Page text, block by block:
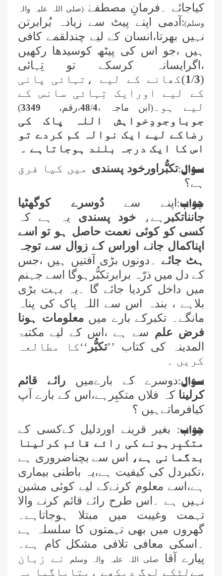
کیاجائے ۔فرمانِ مصطفےٰ(صلی اللہ علیہ والہ
وسلم):آدمی اپنے پیٹ سے زیادہ بُرابرتن
نہیں بھرتا،انسان کے لیے چندلقمے کافی
ہیں ،جو اس کی پیٹھ کوسیدھا رکھیں
،اگرایسانہ کرسکے تو تِہائی
(
3
/
1)کھانے کے لیے ،تہائی پانی
کے لیے اورایک تِہائی سانس کے
لیے ہو۔(ابن ماجہ ،4
/
48،رقم، 3349
)
جوباوجودِخواہش اللہ پاک کی
رضاکے لیے ایک نوالہ کم کردے تو
اس کا ایک درجہ بلند ہوجاتاہے ۔
سوال:تکبُّراورخود پسندی میں کیا فرق
ہے؟
جواب: اپنے سےدُوسرے کوگھٹیا
جانناتکبر ہے،خود پسندی یہ ہے کہ
کسی کو کوئی نعمت حاصل ہو تو اسے
اپناکمال جانے اوراس کے زوال سے توجہ
ہٹ جائے ۔دونوں بڑی آفتیں ہیں ،جس
کے دل میں ذرّہ برابرتکبُّرہوگا اسے جہنم
میں داخل کردیا جائے گا ۔یہ بہت بڑی
بلاہے ، بندہ اس سے اللہ پاک کی پناہ
مانگے۔ تکبرکے بارے میںمعلومات ہونا
فرض علم سے ہے ،اس کے لیے مکتبۃ
المدینہ کی کتاب ’’تکبُّر ‘‘کا مطالعہ
کریں ۔
سوال:دوسرے کے بارےمیںرائے قائم
کرلینا کہ فلاں متکبِرہے،اس کے بارے آپ
کیافرماتےہیں ؟
جواب: بغیر قرینے اوردلیل کےکسی کے
متکبِرہونے کی رائے قائم کرلینا
بدگمانی ہے،
اس سے بچناضروری ہے
،تکبردل کی کیفیت ہے،یہ باطنی بیماری
ہے،اسے معلوم کرنےکے لیے کوئی مشین
نہیں ہے ۔اس طرح رائے قائم کرنے والا
تہمت وغیبت میں مبتلا ہوجاتاہے۔
گھروں میں بھی تہمتوں کا سلسلہ ہے
۔اسکی معافی تلافی مشکل کام ہے۔
پیارے آقا
صلی اللہ علیہ والہ وسلم
نے زبان
سےلٹکے لوگ دیکھے ،بتایاگیا یہ